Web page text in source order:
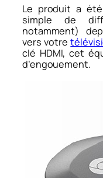
Le produit a
simple de
notamment)
vers votre
clé HDMI, cet
d’engouement.